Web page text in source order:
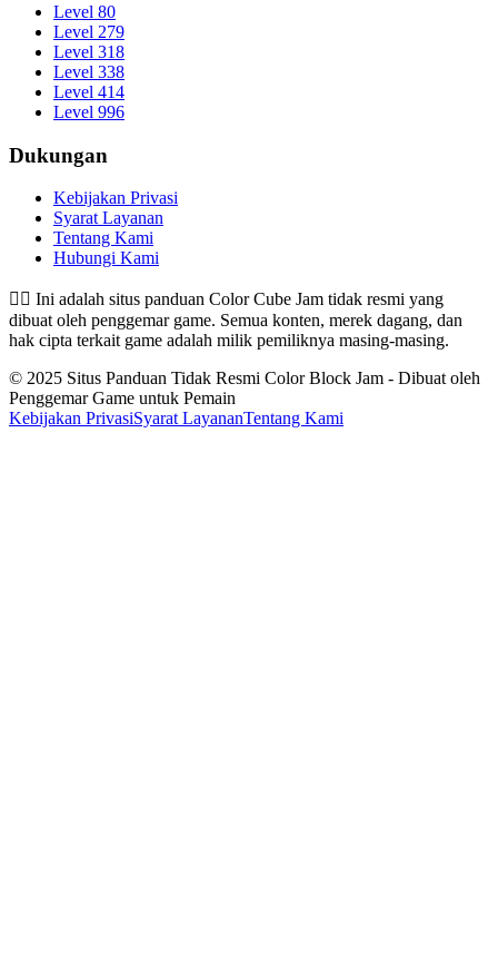
Level 80
Level 279
Level 318
Level 338
Level 414
Level 996
Dukungan
Kebijakan Privasi
Syarat Layanan
Tentang Kami
Hubungi Kami
👉🏻 Ini adalah situs panduan Color Cube Jam tidak resmi yang
dibuat oleh penggemar game. Semua konten, merek dagang, dan
hak cipta terkait game adalah milik pemiliknya masing-masing.
© 2025 Situs Panduan Tidak Resmi Color Block Jam - Dibuat oleh
Penggemar Game untuk Pemain
Kebijakan PrivasiSyarat LayananTentang Kami